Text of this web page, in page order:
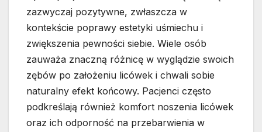
zazwyczaj pozytywne, zwłaszcza w
kontekście poprawy estetyki uśmiechu i
zwiększenia pewności siebie. Wiele osób
zauważa znaczną różnicę w wyglądzie swoich
zębów po założeniu licówek i chwali sobie
naturalny efekt końcowy. Pacjenci często
podkreślają również komfort noszenia licówek
oraz ich odporność na przebarwienia w